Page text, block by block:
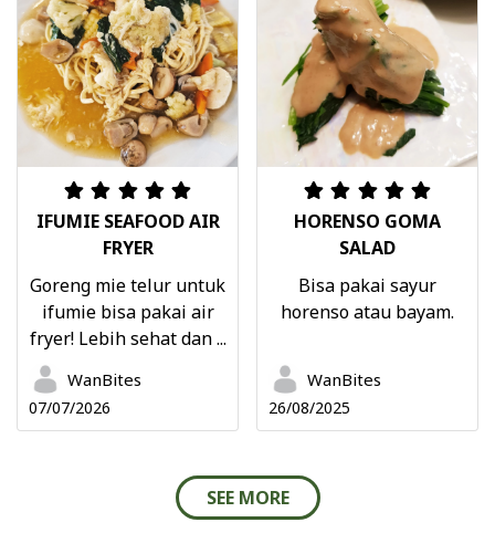
IFUMIE SEAFOOD AIR
FRYER
Goreng mie telur untuk
ifumie bisa pakai air
fryer! Lebih sehat dan ...
WanBites
07/07/2026
HORENSO GOMA
SALAD
Bisa pakai sayur
horenso atau bayam.
WanBites
26/08/2025
SEE MORE